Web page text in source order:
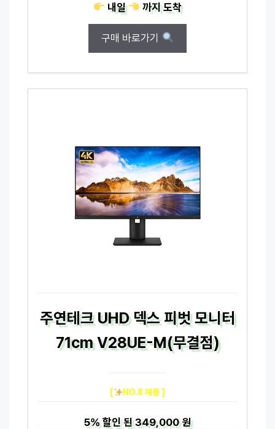
내일
까지도착
구매 바로가기
주연테크 UHD 덱스 피벗 모니터
71cm V28UE-M(무결점)
[ NO.8 제품 ]
5%할인 된349,000 원